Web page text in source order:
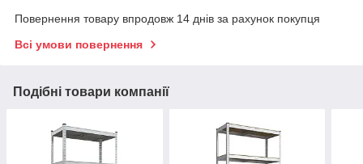
Повернення товару впродовж 14 днів за рахунок покупця
Всі умови повернення
Подібні товари компанії